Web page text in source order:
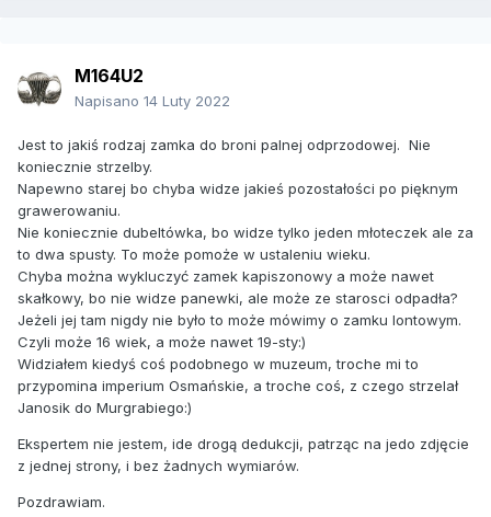
M164U2
Napisano 14 Luty 2022
Jest to jakiś rodzaj zamka do broni palnej odprzodowej. Nie
koniecznie strzelby.
Napewno starej bo chyba widze jakieś pozostałości po pięknym
grawerowaniu.
Nie koniecznie dubeltówka, bo widze tylko jeden młoteczek ale za
to dwa spusty. To może pomoże w ustaleniu wieku.
Chyba można wykluczyć zamek kapiszonowy a może nawet
skałkowy, bo nie widze panewki, ale może ze starosci odpadła?
Jeżeli jej tam nigdy nie było to może mówimy o zamku lontowym.
Czyli może 16 wiek, a może nawet 19-sty:)
Widziałem kiedyś coś podobnego w muzeum, troche mi to
przypomina imperium Osmańskie, a troche coś, z czego strzelał
Janosik do Murgrabiego:)
Ekspertem nie jestem, ide drogą dedukcji, patrząc na jedo zdjęcie
z jednej strony, i bez żadnych wymiarów.
Pozdrawiam.